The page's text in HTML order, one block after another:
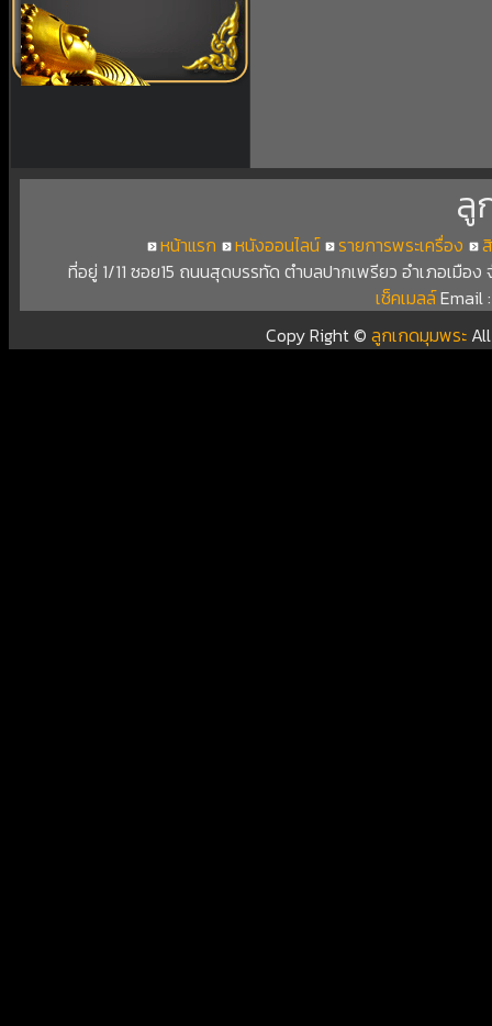
ลู
หน้าแรก หนังออนไลน์ รายการพระเครื่อง
ที่อยู่ 1/11 ซอย15 ถนนสุดบรรทัด ตำบลปากเพรียว อำเภอเมือ
เช็คเมลล์Email
Copy Right ©ลูกเกดมุมพระ